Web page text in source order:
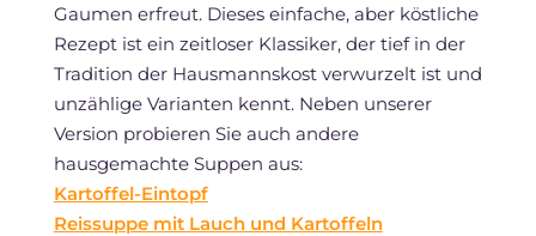
Gaumen erfreut. Dieses einfache, aber köstliche
Rezept ist ein zeitloser Klassiker, der tief in der
Tradition der Hausmannskost verwurzelt ist und
unzählige Varianten kennt. Neben unserer
Version probieren Sie auch andere
hausgemachte Suppen aus:
Kartoffel-Eintopf
Reissuppe mit Lauch und Kartoffeln